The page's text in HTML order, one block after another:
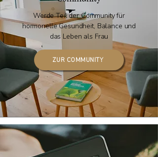
Werde Teil der Community für
hormonelle Gesundheit, Balance und
das Leben als Frau
ZUR COMMUNITY